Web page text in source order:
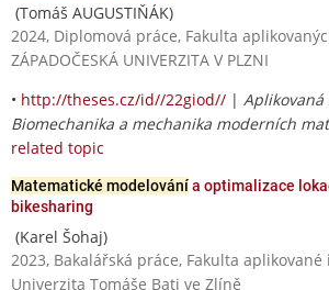
(Tomáš AUGUSTIŇÁK)
2024, Diplomová práce, Fakulta
ZÁPADOČESKÁ UNIVERZITA V PLZNI
• http://theses.cz/id//22giod// |
Biomechanika a mechanika moderních
related topic
Matematické modelovánía optimalizace
bikesharing
(Karel Šohaj)
2023, Bakalářská práce, Fakulta
Univerzita Tomáše Bati ve Zlíně